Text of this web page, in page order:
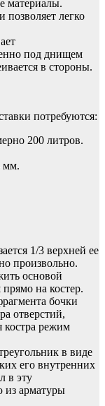
материалы.
позволяет легко
под днищем
в стороны.
потребуются:
200 литров.
мм.
1/3 верхней ее
произвольно.
основой
на костер.
бочки
отверстий,
костра режим
в виде
его внутренних
в эту
из арматуры